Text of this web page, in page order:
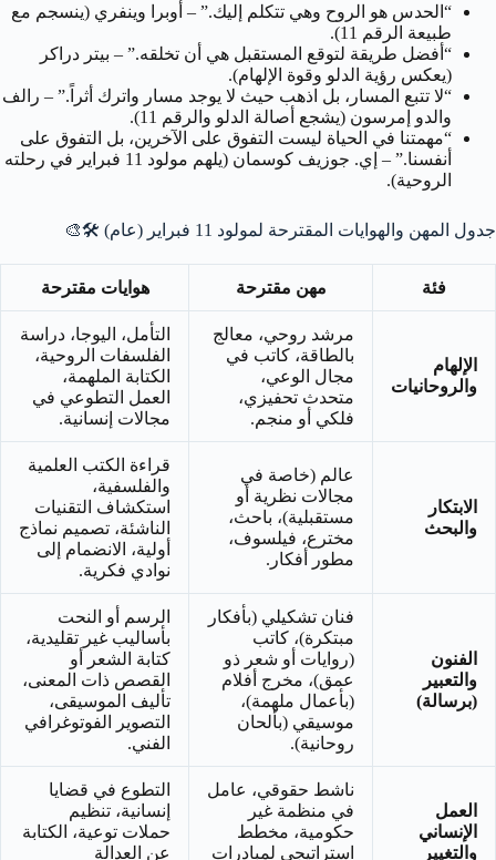
“الحدس هو الروح وهي تتكلم إليك.” – أوبرا وينفري (ينسجم مع
طبيعة الرقم 11).
“أفضل طريقة لتوقع المستقبل هي أن تخلقه.” – بيتر دراكر
(يعكس رؤية الدلو وقوة الإلهام).
“لا تتبع المسار، بل اذهب حيث لا يوجد مسار واترك أثراً.” – رالف
والدو إمرسون (يشجع أصالة الدلو والرقم 11).
“مهمتنا في الحياة ليست التفوق على الآخرين، بل التفوق على
أنفسنا.” – إي. جوزيف كوسمان (يلهم مولود 11 فبراير في رحلته
الروحية).
جدول المهن والهوايات المقترحة لمولود 11 فبراير (عام) 🛠️🎨
فئة مهن مقترحة هوايات مقترحة
الإلهام
والروحانيات
مرشد روحي، معالج
بالطاقة، كاتب في
مجال الوعي،
متحدث تحفيزي،
فلكي أو منجم.
التأمل، اليوجا، دراسة
الفلسفات الروحية،
الكتابة الملهمة،
العمل التطوعي في
مجالات إنسانية.
الابتكار
والبحث
عالم (خاصة في
مجالات نظرية أو
مستقبلية)، باحث،
مخترع، فيلسوف،
مطور أفكار.
قراءة الكتب العلمية
والفلسفية،
استكشاف التقنيات
الناشئة، تصميم نماذج
أولية، الانضمام إلى
نوادي فكرية.
الفنون
والتعبير
(برسالة)
فنان تشكيلي (بأفكار
مبتكرة)، كاتب
(روايات أو شعر ذو
عمق)، مخرج أفلام
(بأعمال ملهمة)،
موسيقي (بألحان
روحانية).
الرسم أو النحت
بأساليب غير تقليدية،
كتابة الشعر أو
القصص ذات المعنى،
تأليف الموسيقى،
التصوير الفوتوغرافي
الفني.
العمل
الإنساني
والتغيير
ناشط حقوقي، عامل
في منظمة غير
حكومية، مخطط
استراتيجي لمبادرات
التطوع في قضايا
إنسانية، تنظيم
حملات توعية، الكتابة
عن العدالة